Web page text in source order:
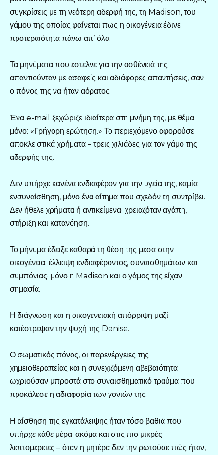
συγκρίσεις με τη νεότερη αδερφή της, τη Madison, του
γάμου της οποίας φαίνεται πως η οικογένεια έδινε
προτεραιότητα πάνω απ’ όλα.
Τα μηνύματα που έστελνε για την ασθένειά της
απαντιούνταν με ασαφείς και αδιάφορες απαντήσεις, σαν
ο πόνος της να ήταν αόρατος.
Ένα e-mail ξεχώριζε ιδιαίτερα στη μνήμη της, με θέμα
μόνο: «Γρήγορη ερώτηση.» Το περιεχόμενο αφορούσε
αποκλειστικά χρήματα – τρεις χιλιάδες για τον γάμο της
αδερφής της.
Δεν υπήρχε κανένα ενδιαφέρον για την υγεία της, καμία
ενσυναίσθηση, μόνο ένα αίτημα που σχεδόν τη συντρίβει.
Δεν ήθελε χρήματα ή αντικείμενα· χρειαζόταν αγάπη,
στήριξη και κατανόηση.
Το μήνυμα έδειξε καθαρά τη θέση της μέσα στην
οικογένεια: έλλειψη ενδιαφέροντος, συναισθημάτων και
συμπόνιας· μόνο η Madison και ο γάμος της είχαν
σημασία.
Η διάγνωση και η οικογενειακή απόρριψη μαζί
κατέστρεψαν την ψυχή της Denise.
Ο σωματικός πόνος, οι παρενέργειες της
χημειοθεραπείας και η συνεχιζόμενη αβεβαιότητα
ωχριούσαν μπροστά στο συναισθηματικό τραύμα που
προκάλεσε η αδιαφορία των γονιών της.
Η αίσθηση της εγκατάλειψης ήταν τόσο βαθιά που
υπήρχε κάθε μέρα, ακόμα και στις πιο μικρές
λεπτομέρειες – όταν η μητέρα δεν την ρωτούσε πώς ήταν,